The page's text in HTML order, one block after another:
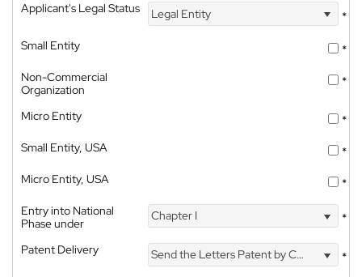
Applicant's Legal Status
Legal Entity
*
Small Entity
*
Non-Commercial
Organization
*
Micro Entity
*
Small Entity, USA
*
Micro Entity, USA
*
Entry into National
Phase under
Chapter I *
Patent Delivery Send the Letters Patent by Courier *